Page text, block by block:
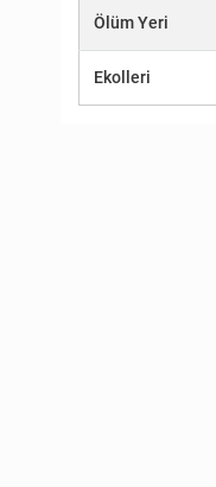
Ölüm Yeri
Ekolleri